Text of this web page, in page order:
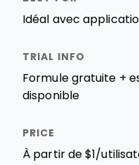
Idéal avec
Formule gratuite +
disponible
À partir de $1/